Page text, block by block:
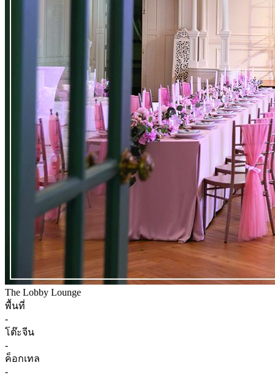
The Lobby Lounge
พื้นที่
-
โต๊ะจีน
-
ค็อกเทล
-